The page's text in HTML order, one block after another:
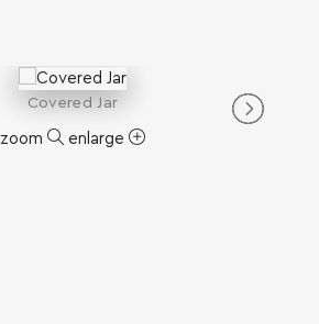
Covered Jar
zoom enlarge